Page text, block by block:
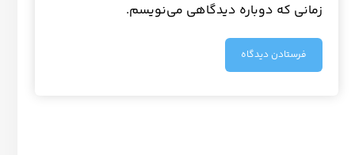
زمانی که دوباره دیدگاهی می‌نویسم.